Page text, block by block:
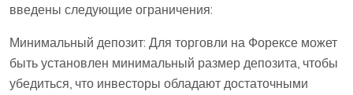
введены следующие ограничения:
Минимальный депозит: Для торговли на Форексе может
быть установлен минимальный размер депозита, чтобы
убедиться, что инвесторы обладают достаточными